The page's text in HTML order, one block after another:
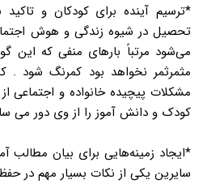
*ترسیم آینده برای کودکان و
تحصیل در شیوه زندگی و هوش
می‌شود مرتباً بارهای منفی که این
مثمرثمر نخواهد بود کمرنگ شود .
مشکلات پیچیده خانواده و اجتماعی
کودک و دانش آموز را از وی دور می
*ایجاد زمینه‌هایی برای بیان
سایرین یکی از نکات بسیار مهم در